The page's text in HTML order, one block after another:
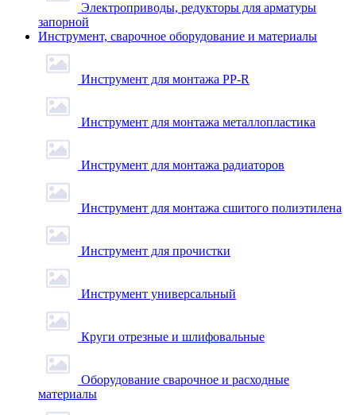
Электроприводы, редукторы для арматуры
запорной
Инструмент, сварочное оборудование и материалы
Инструмент для монтажа PP-R
Инструмент для монтажа металлопластика
Инструмент для монтажа радиаторов
Инструмент для монтажа сшитого полиэтилена
Инструмент для прочистки
Инструмент универсальный
Круги отрезные и шлифовальные
Оборудование сварочное и расходные
материалы